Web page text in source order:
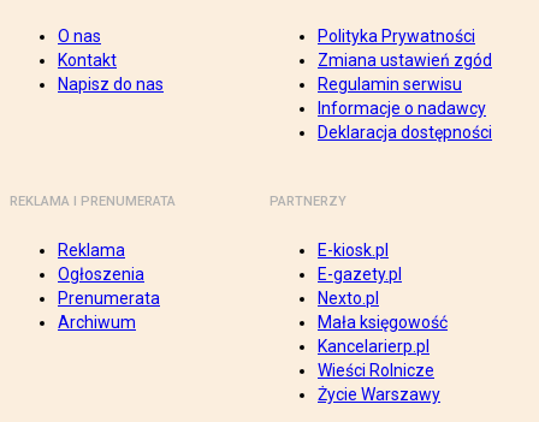
O nas
Kontakt
Napisz do nas
Polityka Prywatności
Zmiana ustawień zgód
Regulamin serwisu
Informacje o nadawcy
Deklaracja dostępności
REKLAMA I PRENUMERATA
Reklama
Ogłoszenia
Prenumerata
Archiwum
PARTNERZY
E-kiosk.pl
E-gazety.pl
Nexto.pl
Mała księgowość
Kancelarierp.pl
Wieści Rolnicze
Życie Warszawy